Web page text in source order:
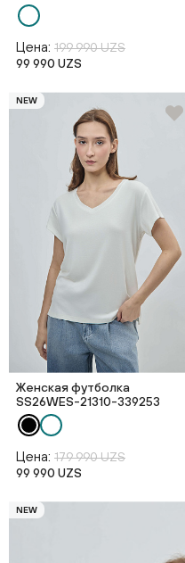
Цена: 199 990 UZS
99 990 UZS
NEW
Женская футболка
SS26WES-21310-339253
Цена: 179 990 UZS
99 990 UZS
NEW